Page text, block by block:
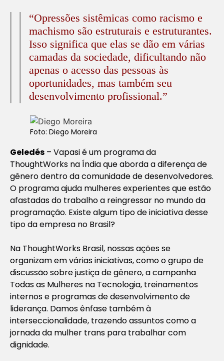
“Opressões sistêmicas como racismo e
machismo são estruturais e estruturantes.
Isso significa que elas se dão em várias
camadas da sociedade, dificultando não
apenas o acesso das pessoas às
oportunidades, mas também seu
desenvolvimento profissional.”
Foto: Diego Moreira
Geledés – Vapasi é um programa da
ThoughtWorks na Índia que aborda a diferença de
gênero dentro da comunidade de desenvolvedores.
O programa ajuda mulheres experientes que estão
afastadas do trabalho a reingressar no mundo da
programação. Existe algum tipo de iniciativa desse
tipo da empresa no Brasil?
Na ThoughtWorks Brasil, nossas ações se
organizam em várias iniciativas, como o grupo de
discussão sobre justiça de gênero, a campanha
Todas as Mulheres na Tecnologia, treinamentos
internos e programas de desenvolvimento de
liderança. Damos ênfase também à
interseccionalidade, trazendo assuntos como a
jornada da mulher trans para trabalhar com
dignidade.